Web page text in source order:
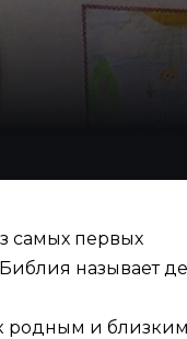
самых первых
называет
родным и